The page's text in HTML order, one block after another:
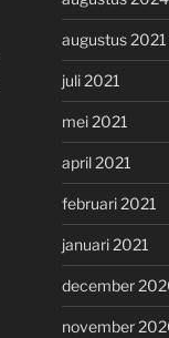
augustus 2021
juli 2021
mei 2021
april 2021
februari 2021
januari 2021
december
november